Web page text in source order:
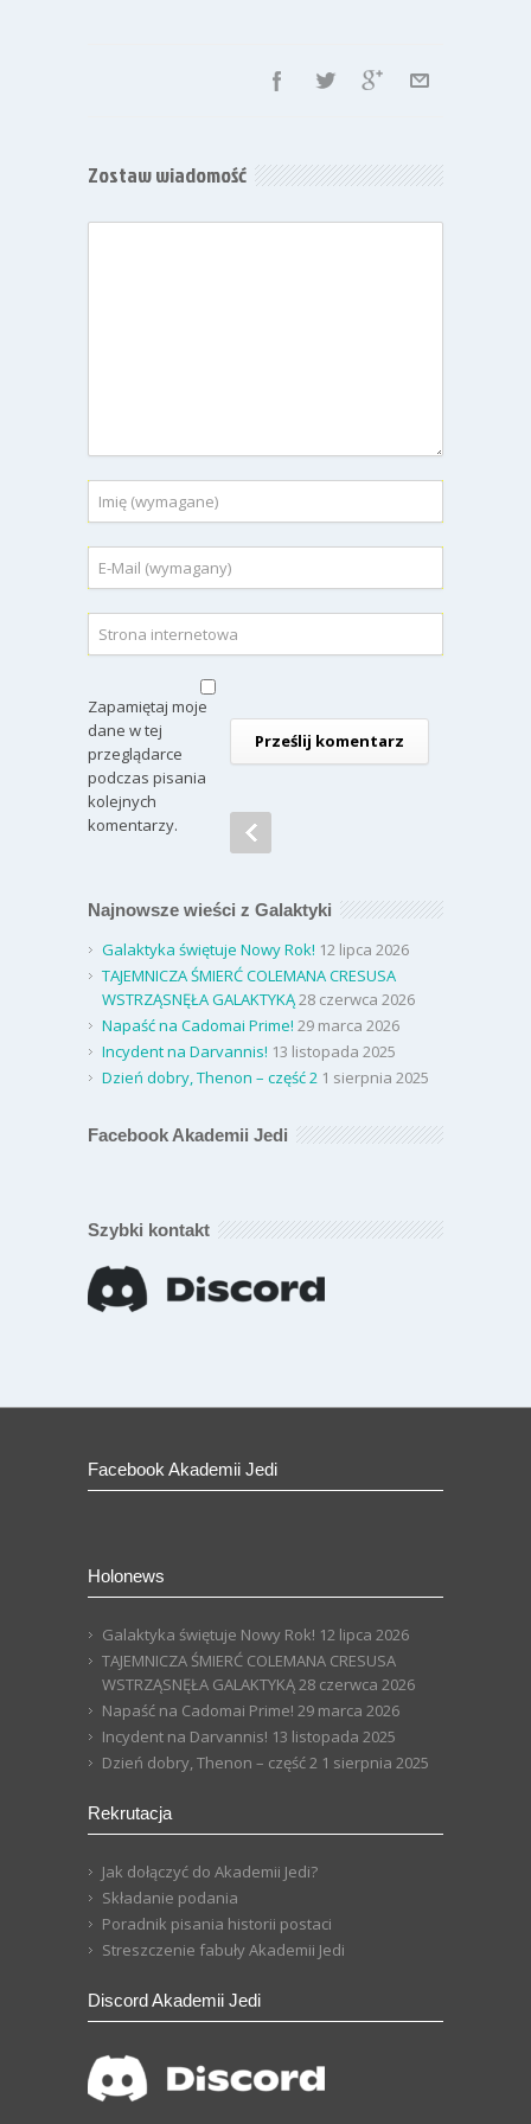
Zostaw wiadomość
Zapamiętaj moje
dane w tej
przeglądarce
podczas pisania
kolejnych
komentarzy.
Najnowsze wieści z Galaktyki
Galaktyka świętuje Nowy Rok! 12 lipca 2026
TAJEMNICZA ŚMIERĆ COLEMANA CRESUSA
WSTRZĄSNĘŁA GALAKTYKĄ28 czerwca 2026
Napaść na Cadomai Prime! 29 marca 2026
Incydent na Darvannis! 13 listopada 2025
Dzień dobry, Thenon – część 2 1 sierpnia 2025
Facebook Akademii Jedi
Szybki kontakt
Facebook Akademii Jedi
Holonews
Galaktyka świętuje Nowy Rok! 12 lipca 2026
TAJEMNICZA ŚMIERĆ COLEMANA CRESUSA
WSTRZĄSNĘŁA GALAKTYKĄ28 czerwca 2026
Napaść na Cadomai Prime! 29 marca 2026
Incydent na Darvannis! 13 listopada 2025
Dzień dobry, Thenon – część 2 1 sierpnia 2025
Rekrutacja
Jak dołączyć do Akademii Jedi?
Składanie podania
Poradnik pisania historii postaci
Streszczenie fabuły Akademii Jedi
Discord Akademii Jedi